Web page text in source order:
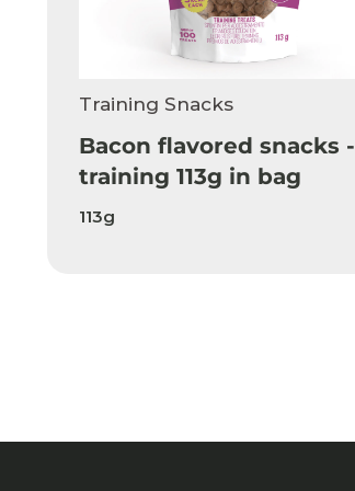
Training Snacks
Bacon flavored snacks -
training 113g in bag
113g